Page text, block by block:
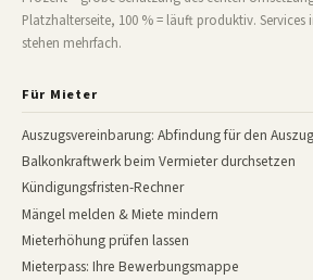
Platzhalterseite, 100 % = läuft produktiv. Services
stehen mehrfach.
Für Mieter
Auszugsvereinbarung: Abfindung für den
Balkonkraftwerk beim Vermieter durchsetzen
Kündigungsfristen-Rechner
Mängel melden & Miete mindern
Mieterhöhung prüfen lassen
Mieterpass: Ihre Bewerbungsmappe